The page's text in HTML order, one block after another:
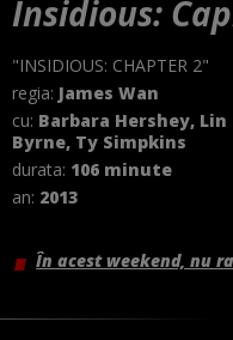
Insidious:
"INSIDIOUS: CHAPTER 2"
regia: James Wan
cu: Barbara Hershey,
Byrne, Ty Simpkins
durata: 106 minute
an: 2013
În acest weekend, nu